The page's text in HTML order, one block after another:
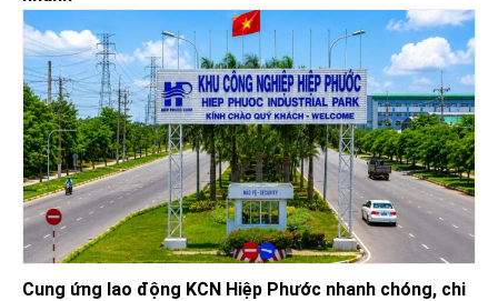
Cung ứng lao động KCN Hiệp Phước nhanh chóng, chi